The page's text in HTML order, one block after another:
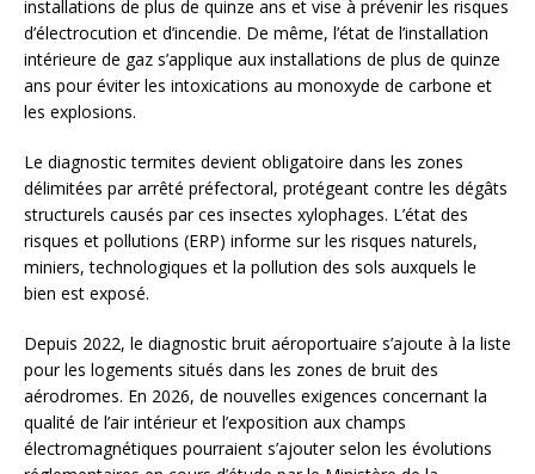
installations de plus de quinze ans et vise à prévenir les risques
d’électrocution et d’incendie. De même, l’état de l’installation
intérieure de gaz s’applique aux installations de plus de quinze
ans pour éviter les intoxications au monoxyde de carbone et
les explosions.
Le diagnostic termites devient obligatoire dans les zones
délimitées par arrêté préfectoral, protégeant contre les dégâts
structurels causés par ces insectes xylophages. L’état des
risques et pollutions (ERP) informe sur les risques naturels,
miniers, technologiques et la pollution des sols auxquels le
bien est exposé.
Depuis 2022, le diagnostic bruit aéroportuaire s’ajoute à la liste
pour les logements situés dans les zones de bruit des
aérodromes. En 2026, de nouvelles exigences concernant la
qualité de l’air intérieur et l’exposition aux champs
électromagnétiques pourraient s’ajouter selon les évolutions